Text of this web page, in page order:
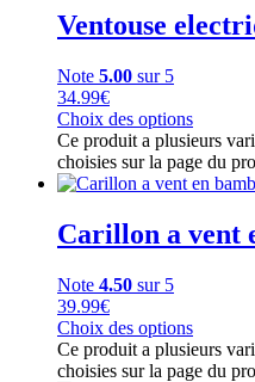
Ventouse
Note 5.00 sur 5
34.99€
Choix des options
Ce produit a plusieurs
choisies sur la page du
Carillon a vent
Note 4.50 sur 5
39.99€
Choix des options
Ce produit a plusieurs
choisies sur la page du